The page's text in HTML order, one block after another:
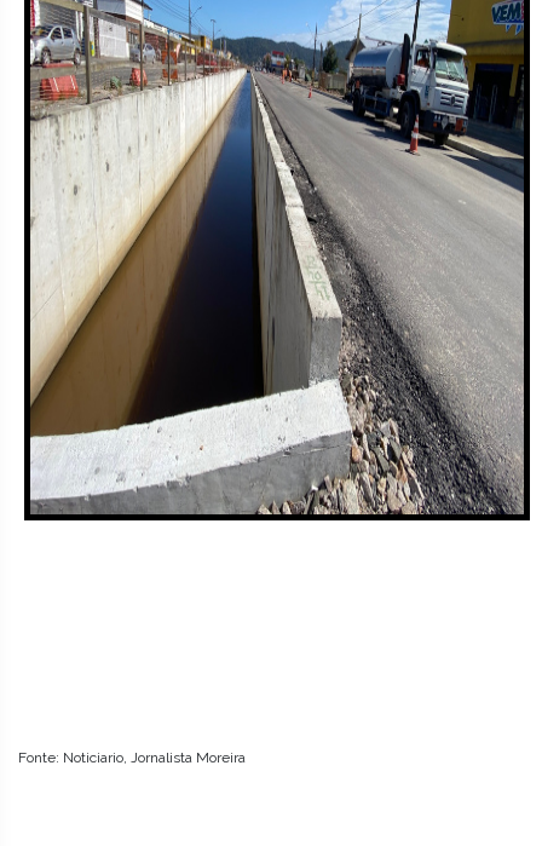
Fonte: Noticiario, Jornalista Moreira